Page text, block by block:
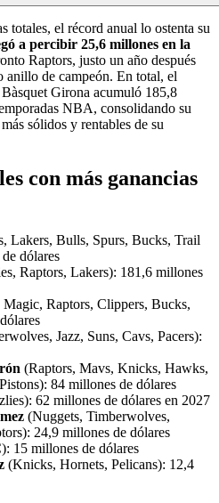
totales, el récord anual lo ostenta su
a percibir 25,6 millones en la
Raptors, justo un año después
anillo de campeón. En total, el
Girona acumuló 185,8
NBA, consolidando su
sólidos y rentables de su
con más ganancias
Lakers, Bulls, Spurs, Bucks, Trail
dólares
Raptors, Lakers): 181,6 millones
Raptors, Clippers, Bucks,
Jazz, Suns, Cavs, Pacers):
(Raptors, Mavs, Knicks, Hawks,
84 millones de dólares
62 millones de dólares en 2027
(Nuggets, Timberwolves,
24,9 millones de dólares
15 millones de dólares
(Knicks, Hornets, Pelicans): 12,4